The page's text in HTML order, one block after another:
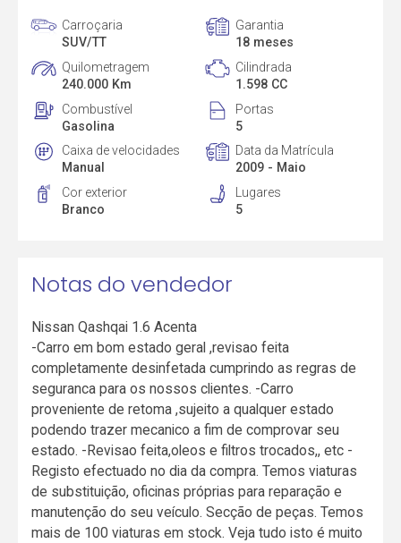
Carroçaria
SUV/TT
Garantia
18 meses
Quilometragem
240.000 Km
Cilindrada
1.598 CC
Combustível
Gasolina
Portas
5
Caixa de velocidades
Manual
Data da Matrícula
2009 - Maio
Cor exterior
Branco
Lugares
5
Notas do vendedor
Nissan Qashqai 1.6 Acenta
-Carro em bom estado geral ,revisao feita
completamente desinfetada cumprindo as regras de
seguranca para os nossos clientes. -Carro
proveniente de retoma ,sujeito a qualquer estado
podendo trazer mecanico a fim de comprovar seu
estado. -Revisao feita,oleos e filtros trocados,, etc -
Registo efectuado no dia da compra. Temos viaturas
de substituição, oficinas próprias para reparação e
manutenção do seu veículo. Secção de peças. Temos
mais de 100 viaturas em stock. Veja tudo isto é muito